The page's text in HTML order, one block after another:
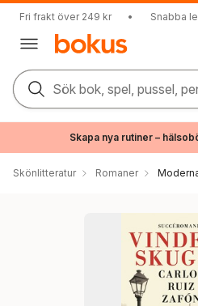
Fri frakt över 249 kr • Snabba
Sök bok, spel, pussel,
Skapa nya rutiner –
Skönlitteratur Romaner